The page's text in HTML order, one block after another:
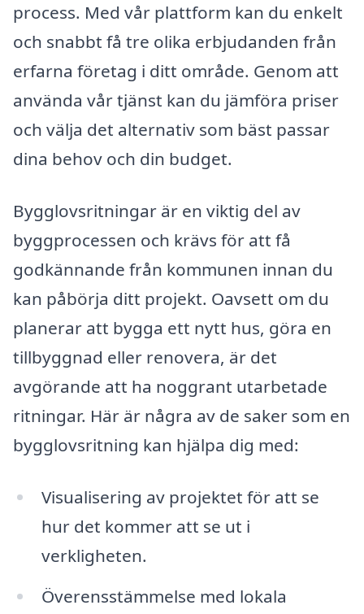
process. Med vår plattform kan du enkelt
och snabbt få tre olika erbjudanden från
erfarna företag i ditt område. Genom att
använda vår tjänst kan du jämföra priser
och välja det alternativ som bäst passar
dina behov och din budget.
Bygglovsritningar är en viktig del av
byggprocessen och krävs för att få
godkännande från kommunen innan du
kan påbörja ditt projekt. Oavsett om du
planerar att bygga ett nytt hus, göra en
tillbyggnad eller renovera, är det
avgörande att ha noggrant utarbetade
ritningar. Här är några av de saker som en
bygglovsritning kan hjälpa dig med:
Visualisering av projektet för att se
hur det kommer att se ut i
verkligheten.
Överensstämmelse med lokala